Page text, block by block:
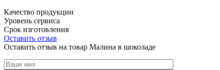
Качество продукции
Уровень сервиса
Срок изготовления
Оставить отзыв
Оставить отзыв на товар Малина в шоколаде